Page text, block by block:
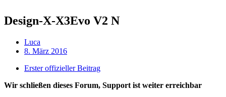
Design-X-X3Evo V2 N
Luca
8. März 2016
Erster offizieller Beitrag
Wir schließen dieses Forum, Support ist weiter erreichbar